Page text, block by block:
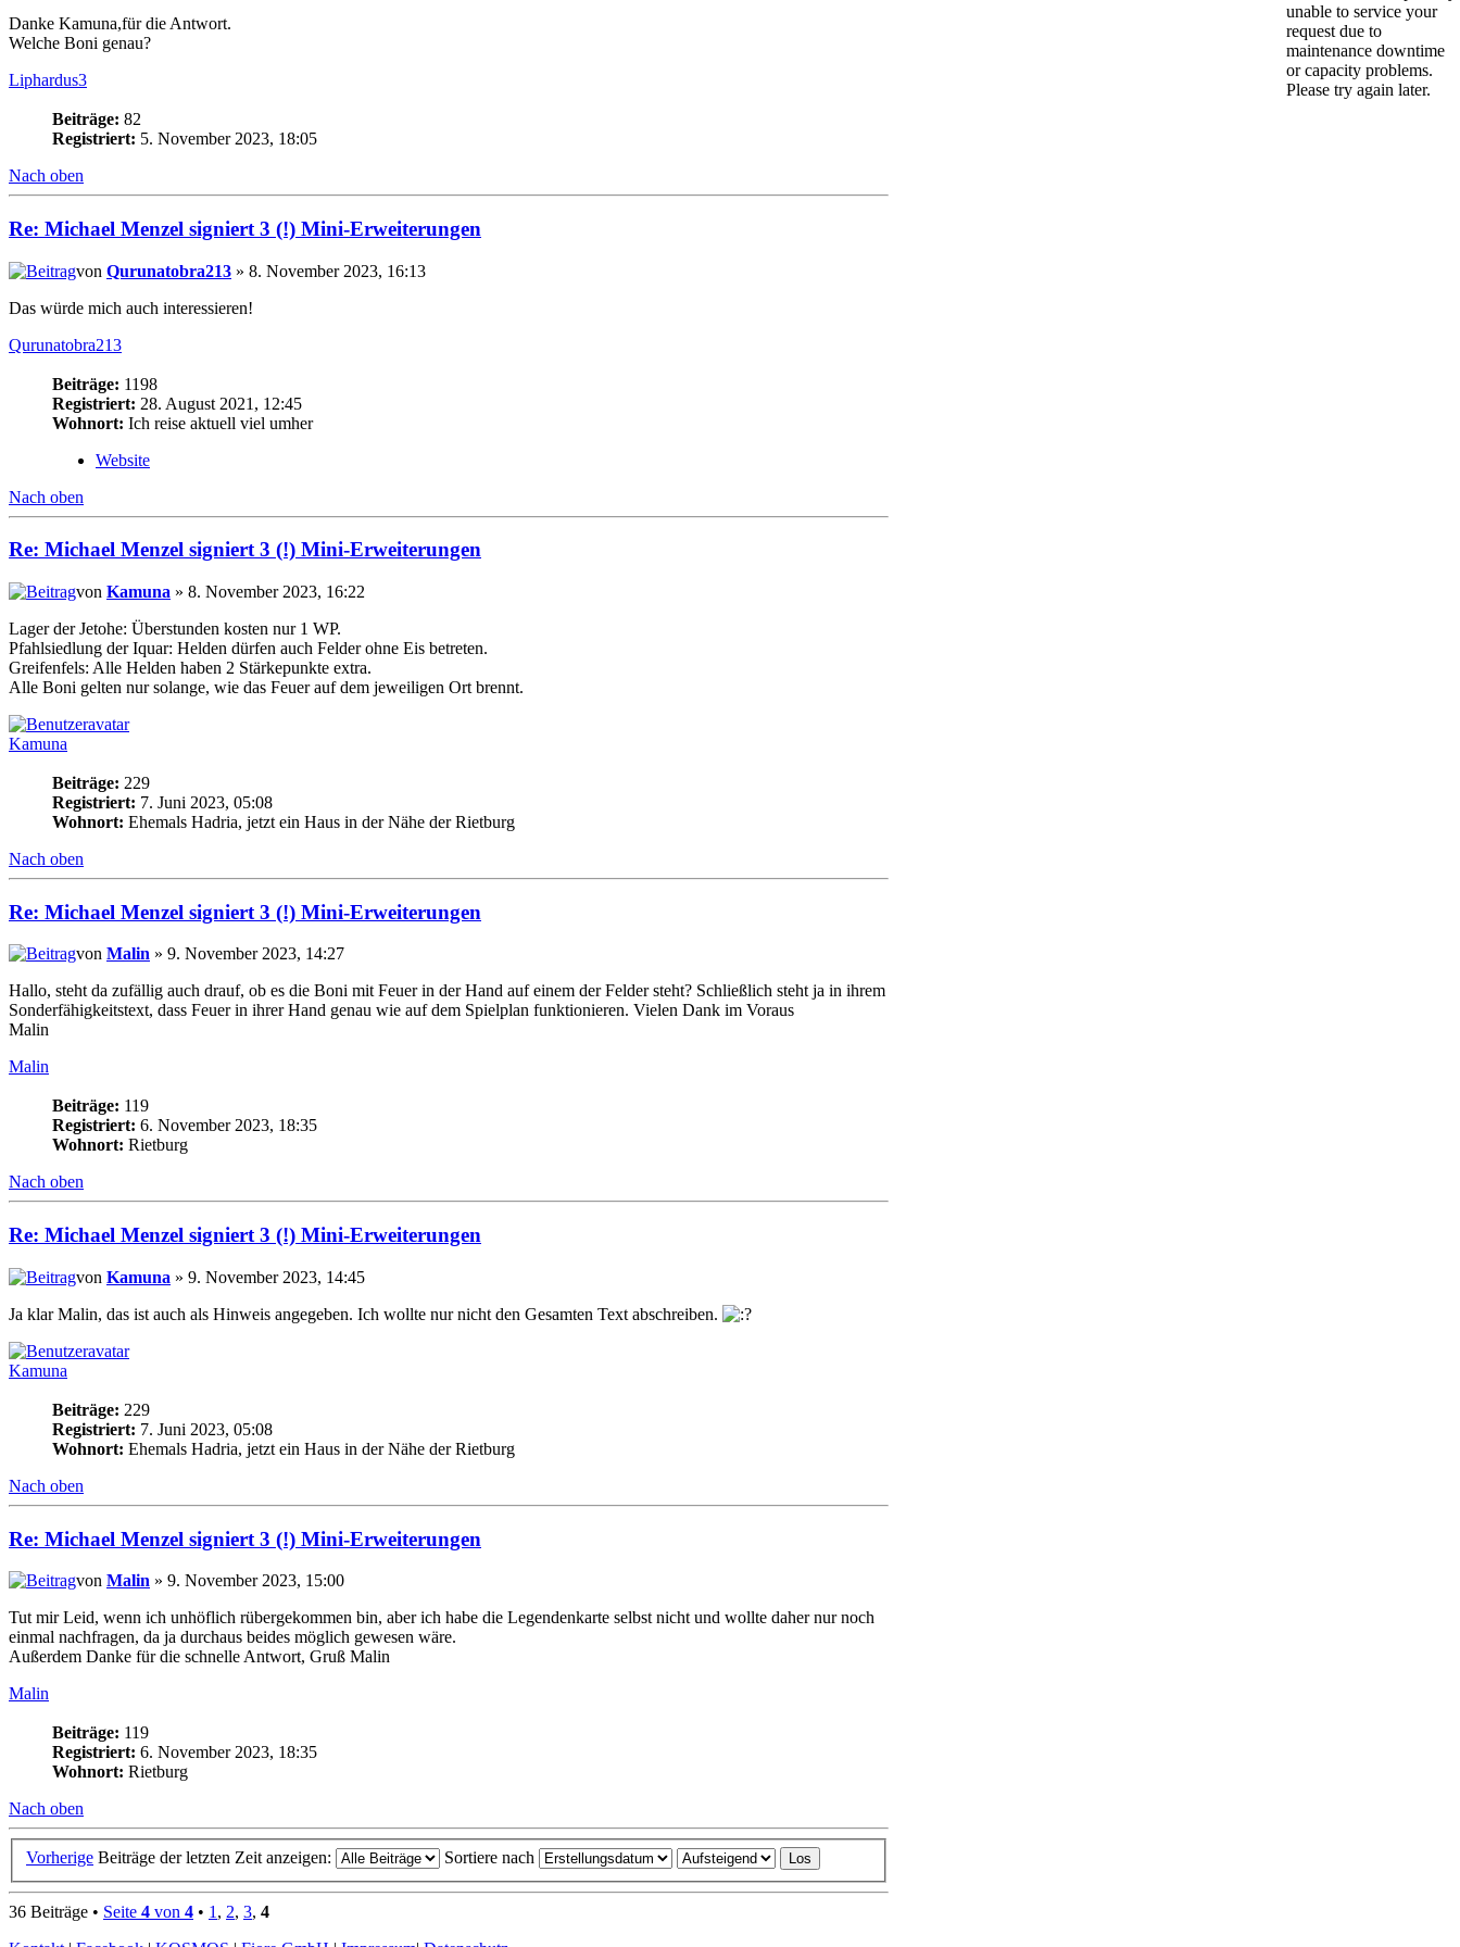
Danke Kamuna,für die Antwort.
Welche Boni genau?
Liphardus3
Beiträge: 82
Registriert: 5. November 2023, 18:05
Nach oben
Re: Michael Menzel signiert 3 (!) Mini-Erweiterungen
von Qurunatobra213 » 8. November 2023, 16:13
Das würde mich auch interessieren!
Qurunatobra213
Beiträge: 1198
Registriert: 28. August 2021, 12:45
Wohnort: Ich reise aktuell viel umher
Website
Nach oben
Re: Michael Menzel signiert 3 (!) Mini-Erweiterungen
von Kamuna » 8. November 2023, 16:22
Lager der Jetohe: Überstunden kosten nur 1 WP.
Pfahlsiedlung der Iquar: Helden dürfen auch Felder ohne Eis betreten.
Greifenfels: Alle Helden haben 2 Stärkepunkte extra.
Alle Boni gelten nur solange, wie das Feuer auf dem jeweiligen Ort brennt.
Kamuna
Beiträge: 229
Registriert: 7. Juni 2023, 05:08
Wohnort: Ehemals Hadria, jetzt ein Haus in der Nähe der Rietburg
Nach oben
Re: Michael Menzel signiert 3 (!) Mini-Erweiterungen
von Malin » 9. November 2023, 14:27
Hallo, steht da zufällig auch drauf, ob es die Boni mit Feuer in der Hand auf einem der Felder steht? Schließlich steht ja in ihrem
Sonderfähigkeitstext, dass Feuer in ihrer Hand genau wie auf dem Spielplan funktionieren. Vielen Dank im Voraus
Malin
Malin
Beiträge: 119
Registriert: 6. November 2023, 18:35
Wohnort: Rietburg
Nach oben
Re: Michael Menzel signiert 3 (!) Mini-Erweiterungen
von Kamuna » 9. November 2023, 14:45
Ja klar Malin, das ist auch als Hinweis angegeben. Ich wollte nur nicht den Gesamten Text abschreiben.
Kamuna
Beiträge: 229
Registriert: 7. Juni 2023, 05:08
Wohnort: Ehemals Hadria, jetzt ein Haus in der Nähe der Rietburg
Nach oben
Re: Michael Menzel signiert 3 (!) Mini-Erweiterungen
von Malin » 9. November 2023, 15:00
Tut mir Leid, wenn ich unhöflich rübergekommen bin, aber ich habe die Legendenkarte selbst nicht und wollte daher nur noch
einmal nachfragen, da ja durchaus beides möglich gewesen wäre.
Außerdem Danke für die schnelle Antwort, Gruß Malin
Malin
Beiträge: 119
Registriert: 6. November 2023, 18:35
Wohnort: Rietburg
Nach oben
Vorherige Beiträge der letzten Zeit anzeigen: Sortiere nach
36 Beiträge • Seite 4 von 4 • 1 , 2, 3, 4